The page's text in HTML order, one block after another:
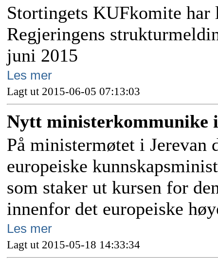
Stortingets KUFkomite
Regjeringens
juni 2015
Les mer
Lagt ut 2015-06-05 07:13:03
Nytt ministerkommunike i
På ministermøtet i Jerevan
europeiske
som staker ut kursen for
innenfor det europeiske
Les mer
Lagt ut 2015-05-18 14:33:34